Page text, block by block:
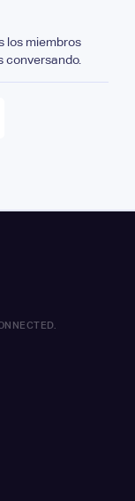
los miembros
conversando.